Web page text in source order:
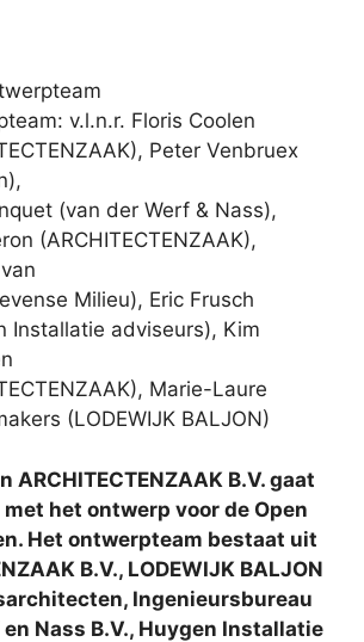
v.l.n.r. Floris Coolen
Peter Venbruex
(van der Werf & Nass),
(ARCHITECTENZAAK),
Milieu), Eric Frusch
Installatie adviseurs), Kim
Marie-Laure
(LODEWIJK BALJON)
ARCHITECTENZAAK B.V. gaat
met het ontwerp voor de Open
Het ontwerpteam bestaat uit
B.V., LODEWIJK BALJON
Ingenieursbureau
Nass B.V., Huygen Installatie